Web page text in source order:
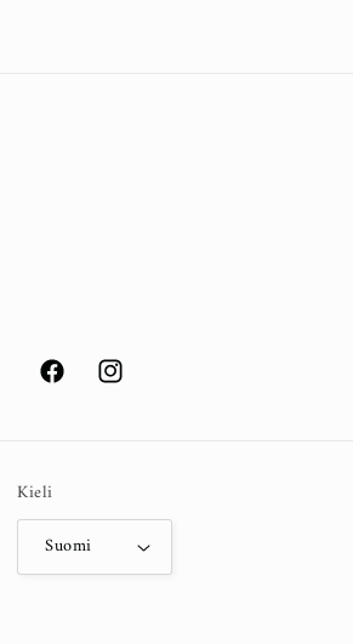
FacebookInstagram
Kieli
Suomi